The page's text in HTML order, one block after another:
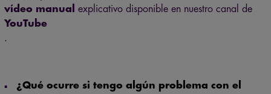
vídeo manual
explicativo disponible en nuestro canal de
YouTube
.
¿Qué ocurre si tengo algún problema con el